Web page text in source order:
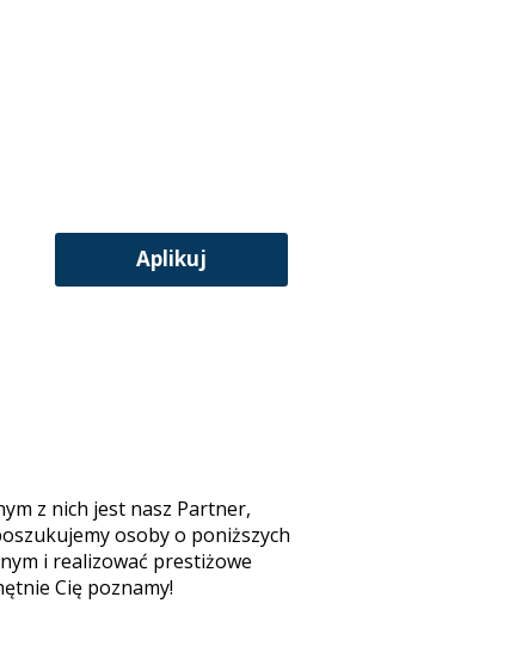
Aplikuj
z nich jest nasz Partner,
osoby o poniższych
i realizować prestiżowe
Cię poznamy!